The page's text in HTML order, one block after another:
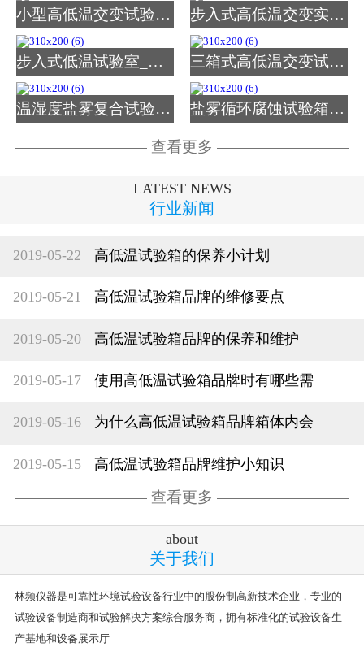
小型高低温交变试验箱_图 步入式高低温交变实验室
步入式低温试验室_图片 三箱式高低温交变试验箱
温湿度盐雾复合试验箱_图 盐雾循环腐蚀试验箱_图片
查看更多
LATEST NEWS
行业新闻
2019-05-22 高低温试验箱的保养小计划
2019-05-21 高低温试验箱品牌的维修要点
2019-05-20 高低温试验箱品牌的保养和维护
2019-05-17 使用高低温试验箱品牌时有哪些需
2019-05-16 为什么高低温试验箱品牌箱体内会
2019-05-15 高低温试验箱品牌维护小知识
查看更多
about
关于我们
林频仪器是可靠性环境试验设备行业中的股份制高新技术企业，专业的
试验设备制造商和试验解决方案综合服务商，拥有标准化的试验设备生
产基地和设备展示厅